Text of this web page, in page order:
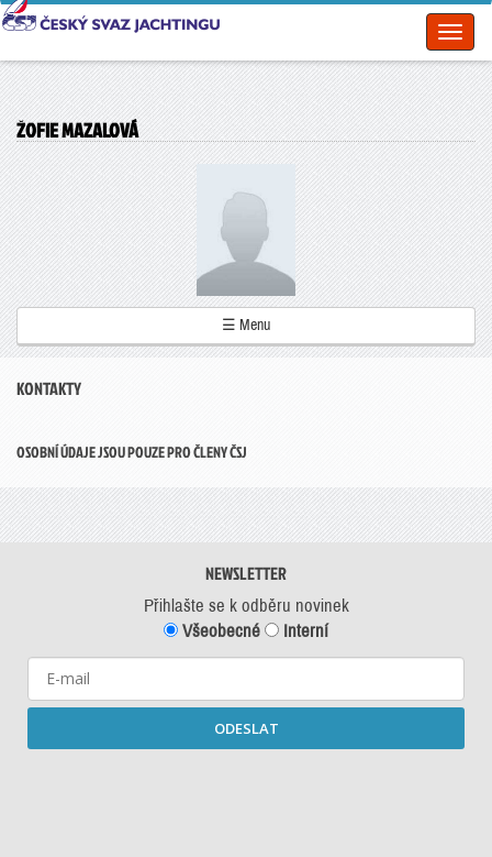
ŽOFIE MAZALOVÁ
☰ Menu
KONTAKTY
OSOBNÍ ÚDAJE JSOU POUZE PRO ČLENY ČSJ
NEWSLETTER
Přihlašte se k odběru novinek
Všeobecné
Interní
ODESLAT